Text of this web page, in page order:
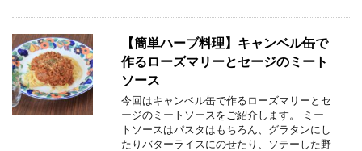
【簡単ハーブ料理】キャンベル缶で
作るローズマリーとセージのミート
ソース
今回はキャンベル缶で作るローズマリーとセ
ージのミートソースをご紹介します。 ミー
トソースはパスタはもちろん、グラタンにし
たりバターライスにのせたり、ソテーした野